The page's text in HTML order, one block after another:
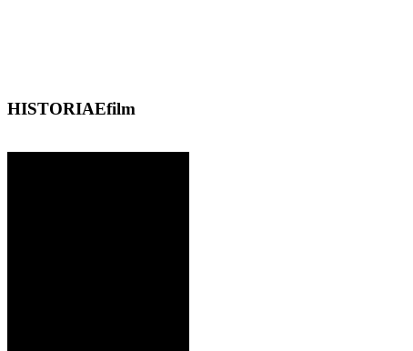
HISTORIAEfilm